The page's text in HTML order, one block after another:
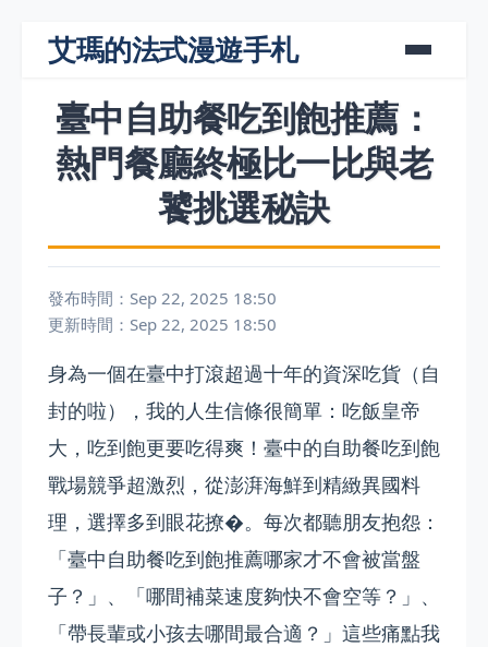
艾瑪的法式漫遊手札
臺中自助餐吃到飽推薦：
熱門餐廳終極比一比與老
饕挑選秘訣
發布時間：Sep 22, 2025 18:50
更新時間：Sep 22, 2025 18:50
身為一個在臺中打滾超過十年的資深吃貨（自
封的啦），我的人生信條很簡單：吃飯皇帝
大，吃到飽更要吃得爽！臺中的自助餐吃到飽
戰場競爭超激烈，從澎湃海鮮到精緻異國料
理，選擇多到眼花撩�。每次都聽朋友抱怨：
「臺中自助餐吃到飽推薦哪家才不會被當盤
子？」、「哪間補菜速度夠快不會空等？」、
「帶長輩或小孩去哪間最合適？」這些痛點我